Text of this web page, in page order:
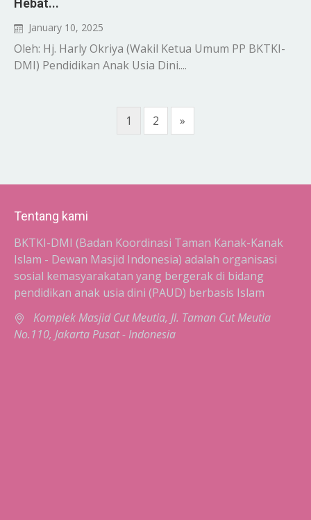
Hebat...
January 10, 2025
Oleh: Hj. Harly Okriya (Wakil Ketua Umum PP BKTKI-
DMI) Pendidikan Anak Usia Dini....
1 2 »
Tentang kami
BKTKI-DMI (Badan Koordinasi Taman Kanak-Kanak
Islam - Dewan Masjid Indonesia) adalah organisasi
sosial kemasyarakatan yang bergerak di bidang
pendidikan anak usia dini (PAUD) berbasis Islam
Komplek Masjid Cut Meutia, Jl. Taman Cut Meutia
No.110, Jakarta Pusat - Indonesia